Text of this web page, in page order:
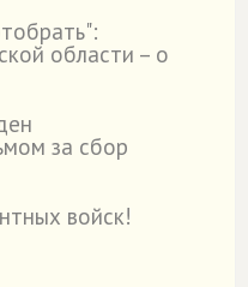
области – о
за сбор
войск!